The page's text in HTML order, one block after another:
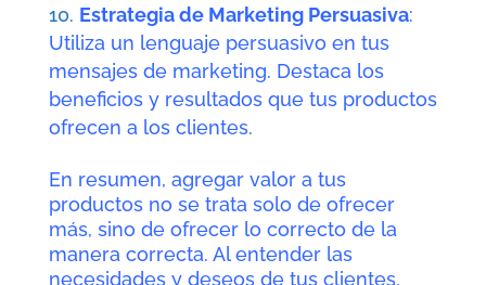
Estrategia de Marketing Persuasiva:
Utiliza un lenguaje persuasivo en tus
mensajes de marketing. Destaca los
beneficios y resultados que tus productos
ofrecen a los clientes.
En resumen, agregar valor a tus
productos no se trata solo de ofrecer
más, sino de ofrecer lo correcto de la
manera correcta. Al entender las
necesidades y deseos de tus clientes,